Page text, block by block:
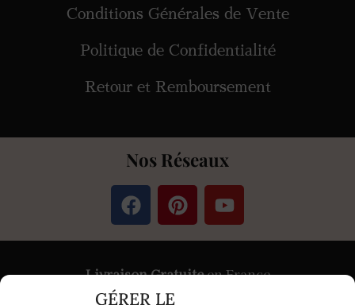
GÉRER LE
Conditions Générales de Vente
Politique de Confidentialité
Retour et Remboursement
Nos Réseaux
Livraison Gratuiteen France